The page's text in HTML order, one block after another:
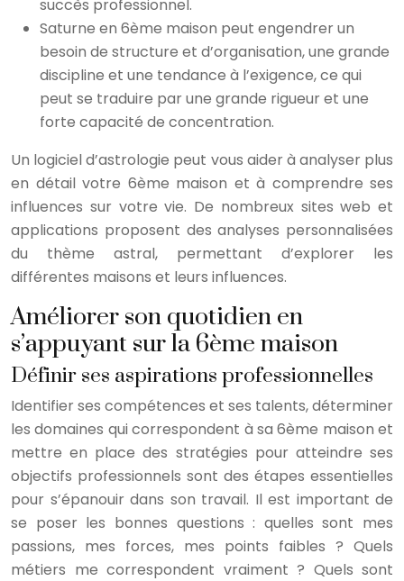
succès professionnel.
Saturne en 6ème maison peut engendrer un
besoin de structure et d’organisation, une grande
discipline et une tendance à l’exigence, ce qui
peut se traduire par une grande rigueur et une
forte capacité de concentration.
Un logiciel d’astrologie peut vous aider à analyser plus
en détail votre 6ème maison et à comprendre ses
influences sur votre vie. De nombreux sites web et
applications proposent des analyses personnalisées
du thème astral, permettant d’explorer les
différentes maisons et leurs influences.
Améliorer son quotidien en
s’appuyant sur la 6ème maison
Définir ses aspirations professionnelles
Identifier ses compétences et ses talents, déterminer
les domaines qui correspondent à sa 6ème maison et
mettre en place des stratégies pour atteindre ses
objectifs professionnels sont des étapes essentielles
pour s’épanouir dans son travail. Il est important de
se poser les bonnes questions : quelles sont mes
passions, mes forces, mes points faibles ? Quels
métiers me correspondent vraiment ? Quels sont